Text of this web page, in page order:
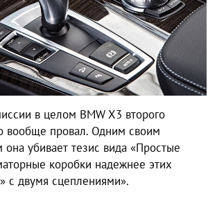
в целом BMW X3 второго
вообще провал. Одним своим
убивает тезис вида «Простые
коробки надежнее этих
с двумя сцеплениями».